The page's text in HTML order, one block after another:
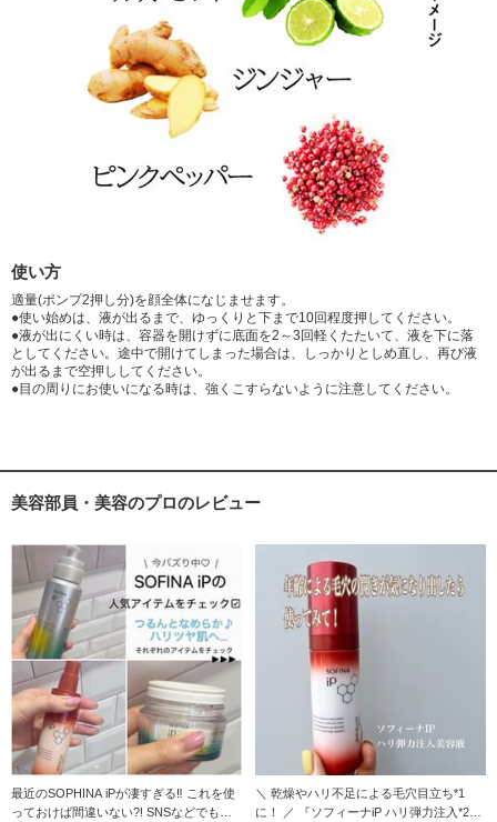
使い方
適量(ポンプ2押し分)を顔全体になじませます。
●使い始めは、液が出るまで、ゆっくりと下まで10回程度押してください。
●液が出にくい時は、容器を開けずに底面を2～3回軽くたたいて、液を下に落
としてください。途中で開けてしまった場合は、しっかりとしめ直し、再び液
が出るまで空押ししてください。
●目の周りにお使いになる時は、強くこすらないように注意してください。
美容部員・美容のプロのレビュー
最近のSOPHINA iPが凄すぎる‼︎ これを使
っておけば間違いない?! SNSなどでも人
＼ 乾燥やハリ不足による毛穴目立ち*1
に！ ／ 『ソフィーナiP ハリ弾力注入*2美